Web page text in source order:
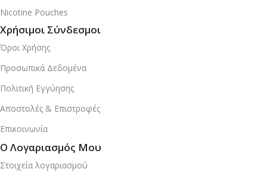
Nicotine Pouches
Χρήσιμοι Σύνδεσμοι
Όροι Χρήσης
Προσωπικά Δεδομένα
Πολιτική Εγγύησης
Αποστολές & Επιστροφές
Επικοινωνία
Ο Λογαριασμός Μου
Στοιχεία λογαριασμού